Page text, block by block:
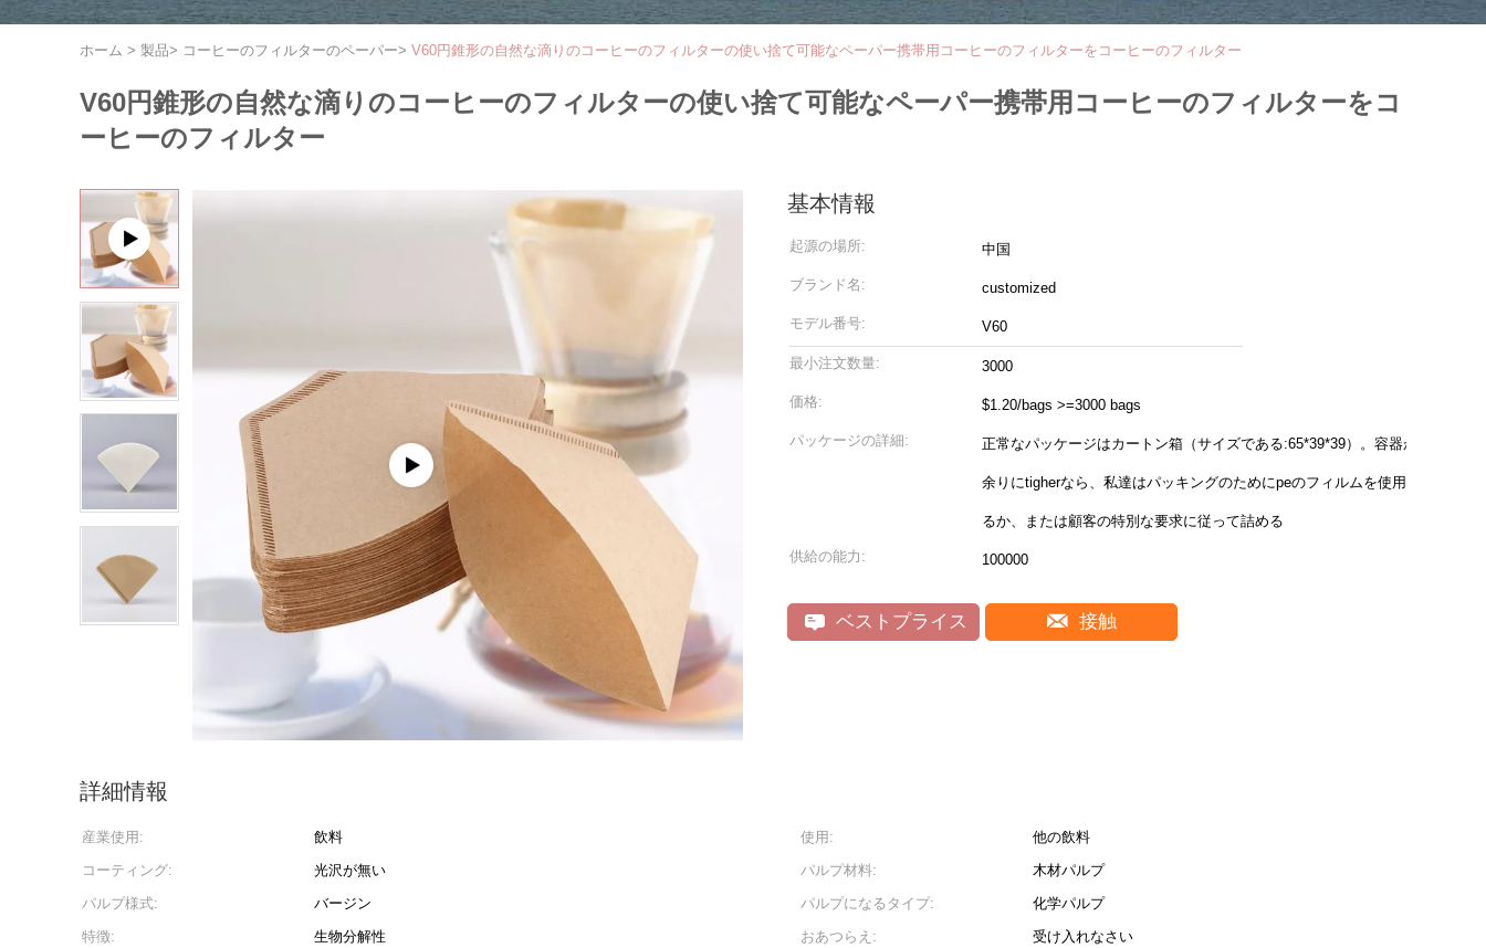
ホーム > 製品> コーヒーのフィルターのペーパー> V60円錐形の自然な滴りのコーヒーのフィルターの使い捨て可能なペーパー携帯用コーヒーのフィルターをコーヒーのフィルター
V60円錐形の自然な滴りのコーヒーのフィルターの使い捨て可能なペーパー携帯用コーヒーのフィルターをコ
ーヒーのフィルター
基本情報
起源の場所: 中国
ブランド名: customized
モデル番号: V60
最小注文数量: 3000
価格: $1.20/bags >=3000 bags
パッケージの詳細: 正常なパッケージはカートン箱（サイズである:65*39*39）。容器が
余りにtigherなら、私達はパッキングのためにpeのフィルムを使用す
るか、または顧客の特別な要求に従って詰める
供給の能力: 100000
ベストプライス 接触
詳細情報
産業使用: 飲料 使用:
他の飲料
コーティング:
光沢が無い パルプ材料:
木材パルプ
パルプ様式:
バージン パルプになるタイプ:
化学パルプ
特徴:
生物分解性 おあつらえ:
受け入れなさい